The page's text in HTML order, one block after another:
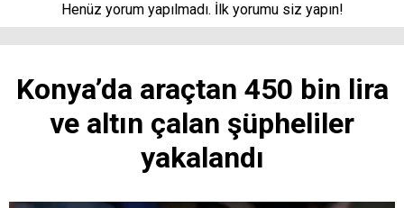
Henüz yorum yapılmadı. İlk yorumu siz yapın!
Konya’da araçtan 450 bin lira
ve altın çalan şüpheliler
yakalandı